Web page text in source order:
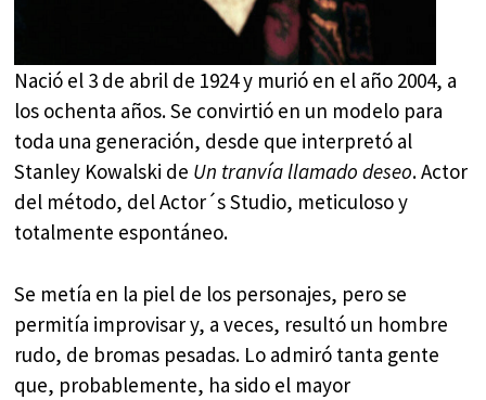
Nació el 3 de abril de 1924 y murió en el año 2004, a
los ochenta años. Se convirtió en un modelo para
toda una generación, desde que interpretó al
Stanley Kowalski de Un tranvía llamado deseo. Actor
del método, del Actor´s Studio, meticuloso y
totalmente espontáneo.
Se metía en la piel de los personajes, pero se
permitía improvisar y, a veces, resultó un hombre
rudo, de bromas pesadas. Lo admiró tanta gente
que, probablemente, ha sido el mayor